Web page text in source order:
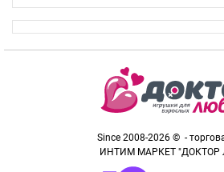
Since 2008-2026 © -
ИНТИМ МАРКЕТ "ДОКТОР